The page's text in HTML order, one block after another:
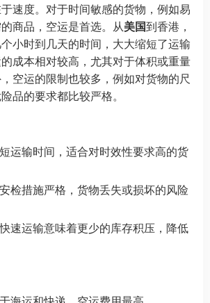
速度。对于时间敏感的货物，例如易
商品，空运是首选。从美国到香港，
小时到几天的时间，大大缩短了运输
成本相对较高，尤其对于体积或重量
空运的限制也较多，例如对货物的尺
品的要求都比较严格。
运输时间，适合对时效性要求高的货
检措施严格，货物丢失或损坏的风险
速运输意味着更少的库存积压，降低